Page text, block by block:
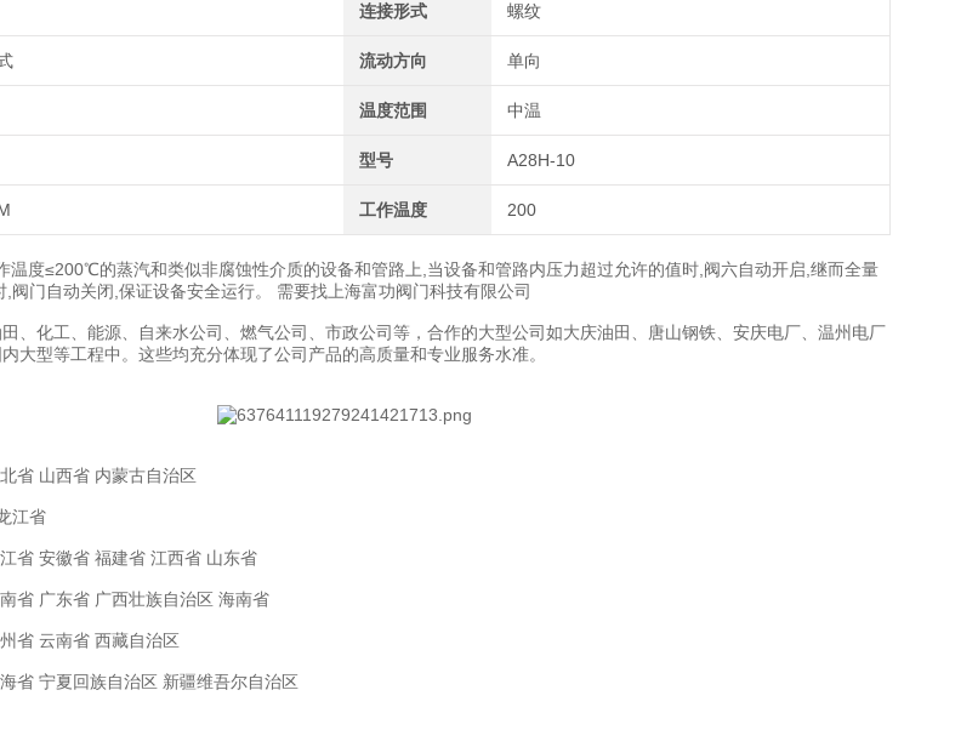
连接形式 螺纹
流动方向 单向
温度范围 中温
型号 A28H-10
工作温度 200
温度≤200℃的蒸汽和类似非腐蚀性介质的设备和管路上,当设备和管路内压力超过允许的值时,阀六自动开启,继而全量
阀门自动关闭,保证设备安全运行。 需要找上海富功阀门科技有限公司
、化工、能源、自来水公司、燃气公司、市政公司等，合作的大型公司如大庆油田、唐山钢铁、安庆电厂、温州电厂
大型等工程中。这些均充分体现了公司产品的高质量和专业服务水准。
省 山西省 内蒙古自治区
江省
省 安徽省 福建省 江西省 山东省
省 广东省 广西壮族自治区 海南省
省 云南省 西藏自治区
省 宁夏回族自治区 新疆维吾尔自治区